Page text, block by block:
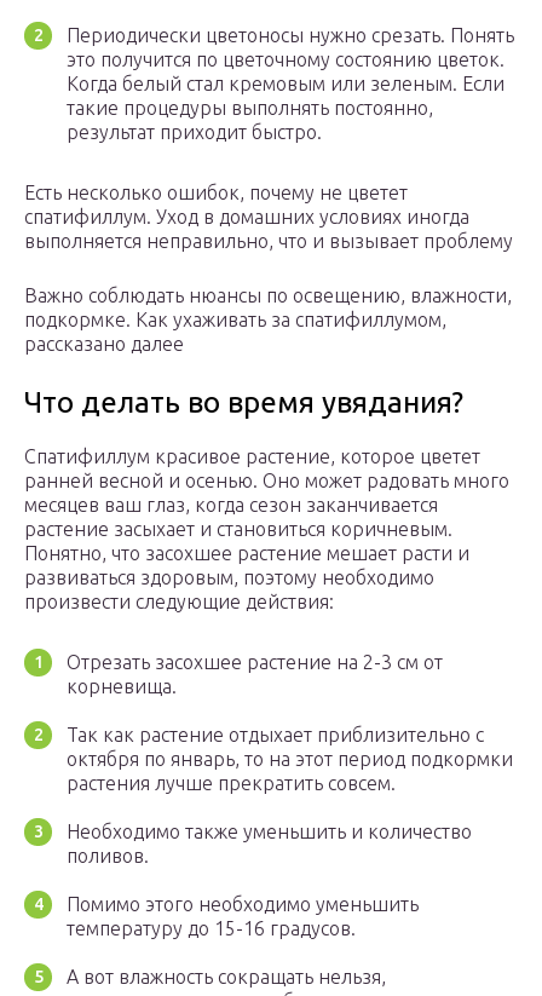
Периодически цветоносы нужно срезать. Понять
это получится по цветочному состоянию цветок.
Когда белый стал кремовым или зеленым. Если
такие процедуры выполнять постоянно,
результат приходит быстро.
Есть несколько ошибок, почему не цветет
спатифиллум. Уход в домашних условиях иногда
выполняется неправильно, что и вызывает проблему
Важно соблюдать нюансы по освещению, влажности,
подкормке. Как ухаживать за спатифиллумом,
рассказано далее
Что делать во время увядания?
Спатифиллум красивое растение, которое цветет
ранней весной и осенью. Оно может радовать много
месяцев ваш глаз, когда сезон заканчивается
растение засыхает и становиться коричневым.
Понятно, что засохшее растение мешает расти и
развиваться здоровым, поэтому необходимо
произвести следующие действия:
Отрезать засохшее растение на 2-3 см от
корневища.
Так как растение отдыхает приблизительно с
октября по январь, то на этот период подкормки
растения лучше прекратить совсем.
Необходимо также уменьшить и количество
поливов.
Помимо этого необходимо уменьшить
температуру до 15-16 градусов.
А вот влажность сокращать нельзя,